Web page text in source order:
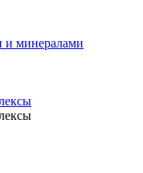
и минералами